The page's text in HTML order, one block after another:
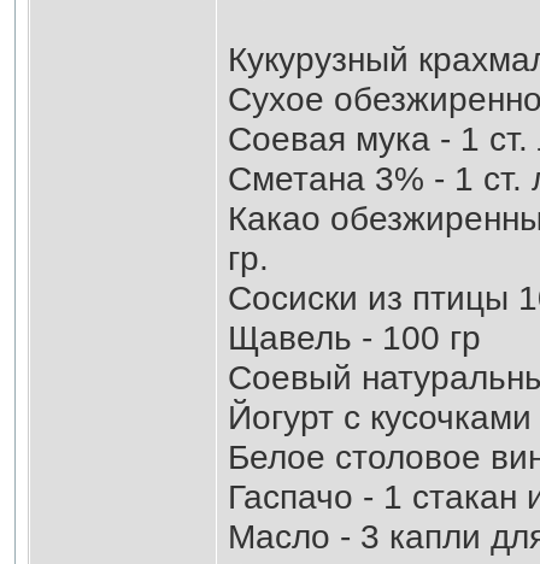
Кукурузный
Сухое
Соевая мука - 1
Сметана 3% - 1
Какао
гр.
Сосиски из птицы
Щавель - 100 гр
Соевый
Йогурт с
Белое столовое
Гаспачо - 1 стакан
Масло - 3 капли